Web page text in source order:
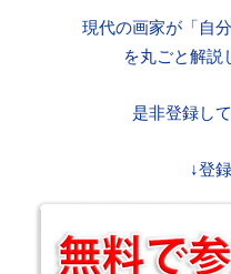
現代の画家が「自
を丸ごと解説
是非登録し
↓登